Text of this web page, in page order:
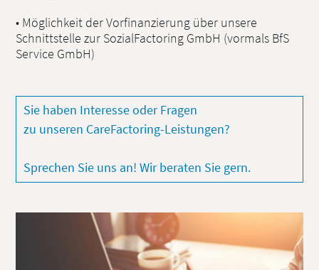
• Möglichkeit der Vorfinanzierung über unsere
Schnittstelle zur SozialFactoring GmbH (vormals BfS
Service GmbH)
Sie haben Interesse oder Fragen
zu unseren CareFactoring-Leistungen?
Sprechen Sie uns an! Wir beraten Sie gern.